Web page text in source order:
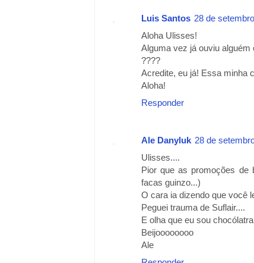
Luis Santos 28 de
Aloha Ulisses!
Alguma vez já ouviu
????
Acredite, eu já! Essa minha
Aloha!
Responder
Ale Danyluk 28 de
Ulisses....
Pior que as promoções de
facas guinzo...)
O cara ia dizendo que você
Peguei trauma de Suflair....
E olha que eu sou
Beijoooooooo
Ale